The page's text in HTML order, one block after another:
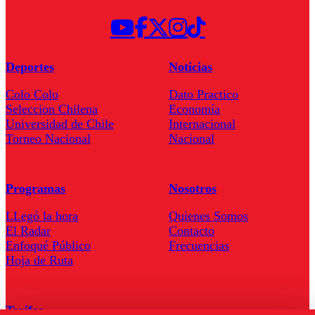
Deportes
Colo Colo
Seleccion Chilena
Universidad de Chile
Torneo Nacional
Noticias
Dato Practico
Economía
Internacional
Nacional
Programas
LLegó la hora
El Radar
Enfoqué Público
Hoja de Ruta
Nosotros
Quienes Somos
Contacto
Frecuencias
Tarifas